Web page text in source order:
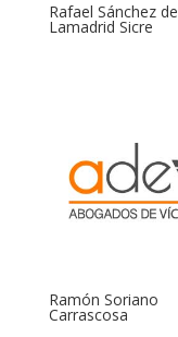
Rafael Sánchez de
Lamadrid Sicre
Ramón Soriano
Carrascosa